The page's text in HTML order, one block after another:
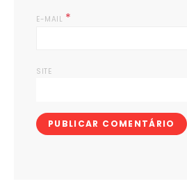
E-MAIL *
SITE